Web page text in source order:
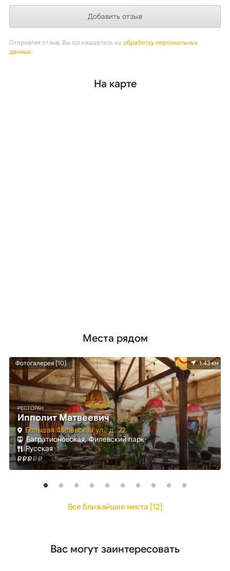
Отправляя отзыв, Вы соглашаетесь на обработку персональных
данных.
На карте
Места рядом
Фотогалерея [10] 1.43 км
РЕСТОРАН
Ипполит Матвеевич
Большая Филевская ул., д. 22
Багратионовская, Филевский парк
Русская
Все ближайшие места [12]
Вас могут заинтересовать